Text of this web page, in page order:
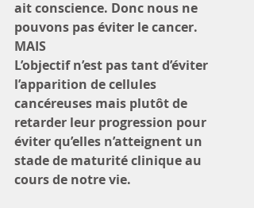
ait conscience. Donc nous ne
pouvons pas éviter le cancer.
MAIS
L’objectif n’est pas tant d’éviter
l’apparition de cellules
cancéreuses mais plutôt de
retarder leur progression pour
éviter qu’elles n’atteignent un
stade de maturité clinique au
cours de notre vie.